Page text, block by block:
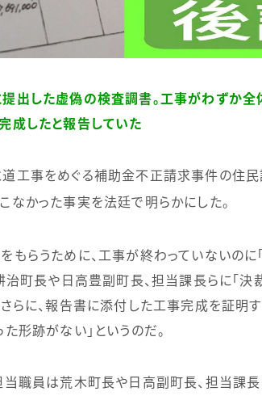
出した虚偽の検査調書。工事がわずか全
成したと報告していた
工事をめぐる補助金不正請求事件の住民
なかった事実を法廷で明らかにした。
もらうために、工事が終わっていないのに
治町長や日高豊副町長、担当課長らに「決
さらに、報告書に添付した工事完成を証明
形跡がない」というのだ。
当職員は荒木町長や日高副町長、担当課